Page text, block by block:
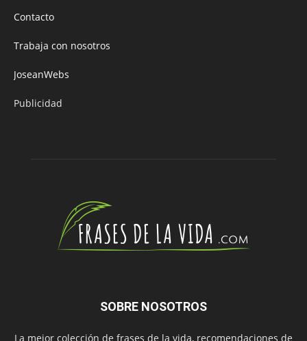
Contacto
Trabaja con nosotros
JoseanWebs
Publicidad
SOBRE NOSOTROS
La mejor colección de frases de la vida, recomendaciones de